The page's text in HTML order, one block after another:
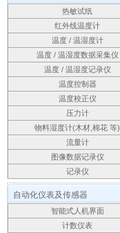
热敏试纸
红外线温度计
温度 / 温湿度计
温度 / 温湿度数据采集仪
温度 / 温湿度记录仪
温度控制器
温度校正仪
压力计
物料湿度计(木材,棉花 等)
流量计
图像数据记录仪
记录仪
自动化仪表及传感器
智能式人机界面
计数仪表